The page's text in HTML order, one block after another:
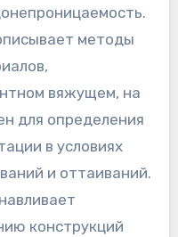
методы
вяжущем, на
для определения
в условиях
и оттаиваний.
конструкций